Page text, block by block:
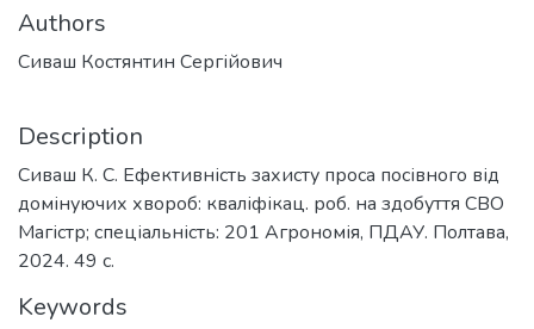
Authors
Сиваш Костянтин Сергійович
Description
Сиваш К. С. Ефективність захисту проса посівного від
домінуючих хвороб: кваліфікац. роб. на здобуття СВО
Магістр; спеціальність: 201 Агрономія, ПДАУ. Полтава,
2024. 49 с.
Keywords